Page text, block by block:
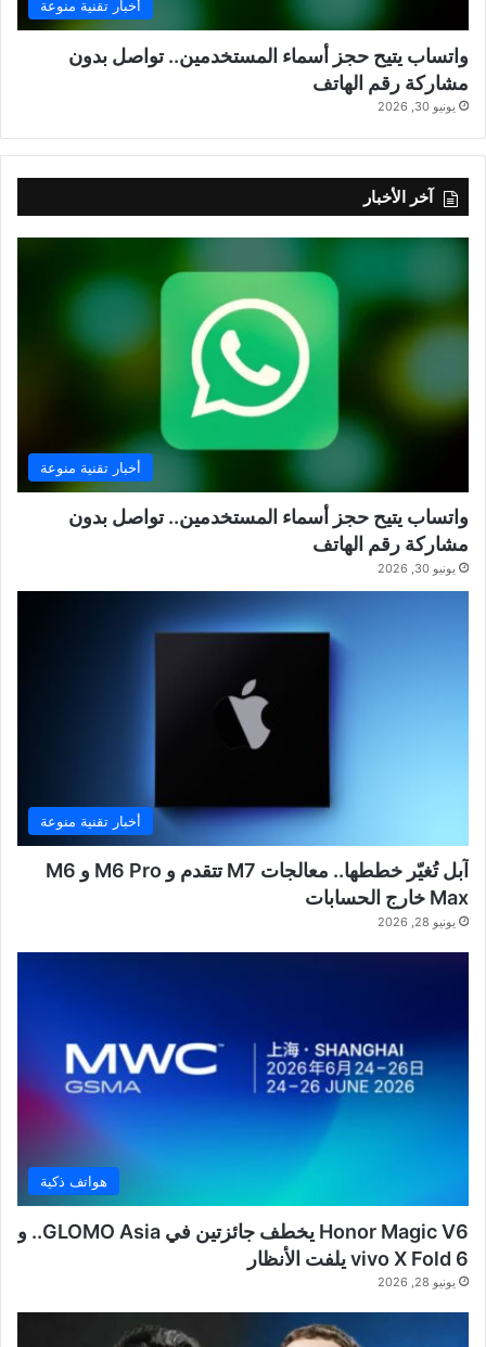
أخبار تقنية منوعة
واتساب يتيح حجز أسماء المستخدمين.. تواصل بدون
مشاركة رقم الهاتف
يونيو 30, 2026
آخر الأخبار
أخبار تقنية منوعة
واتساب يتيح حجز أسماء المستخدمين.. تواصل بدون
مشاركة رقم الهاتف
يونيو 30, 2026
أخبار تقنية منوعة
آبل تُغيّر خططها.. معالجات M7 تتقدم و M6 Pro و M6
Max خارج الحسابات
يونيو 28, 2026
هواتف ذكية
Honor Magic V6 يخطف جائزتين في GLOMO Asia.. و
vivo X Fold 6 يلفت الأنظار
يونيو 28, 2026